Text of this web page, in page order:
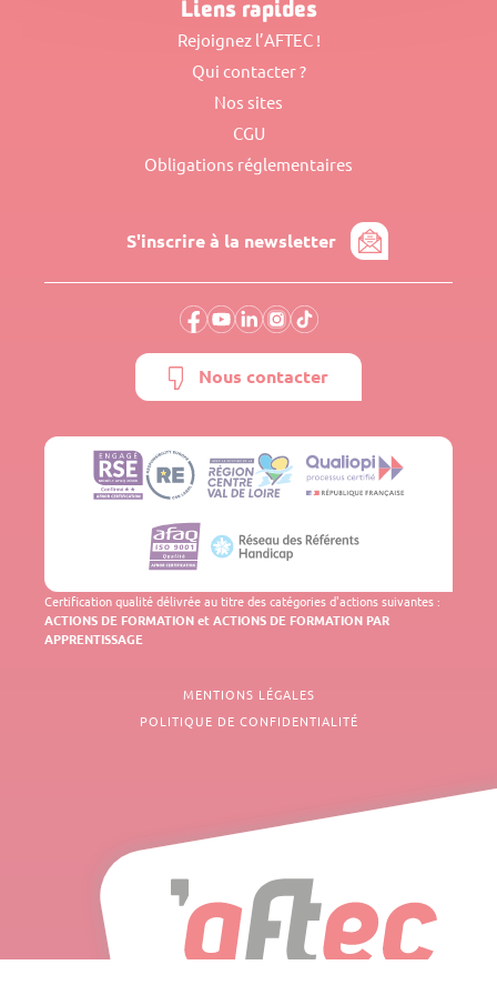
Rejoignez l’AFTEC !
Qui contacter ?
Nos sites
CGU
Obligations réglementaires
Nous contacter
Certification qualité délivrée au titre des catégories d'actions suivantes :
ACTIONS DE FORMATION et ACTIONS DE FORMATION PAR
APPRENTISSAGE
POLITIQUE DE CONFIDENTIALITÉ